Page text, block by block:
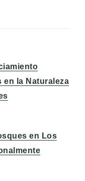
la Naturaleza
en Los